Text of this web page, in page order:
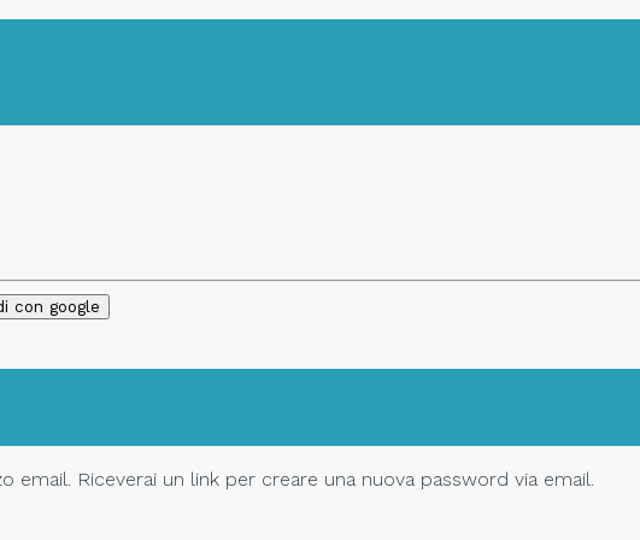
con google
Riceverai un link per creare una nuova password via email.